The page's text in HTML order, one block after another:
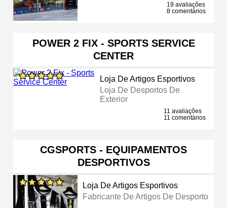
19 avaliações
8 comentários
POWER 2 FIX - SPORTS SERVICE
CENTER
Loja De Artigos Esportivos
Loja De Desportos De
Exterior
11 avaliações
11 comentários
CGSPORTS - EQUIPAMENTOS
DESPORTIVOS
Loja De Artigos Esportivos
Fabricante De Artigos De Desporto